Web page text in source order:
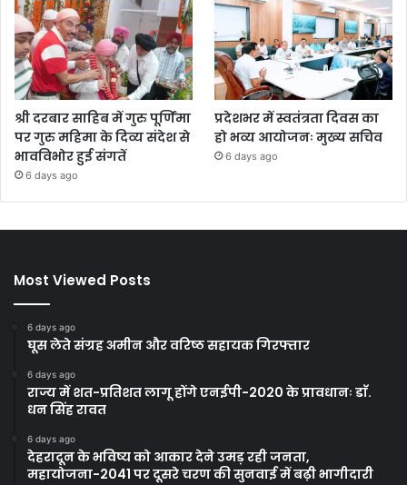
श्री दरबार साहिब में गुरु पूर्णिमा
पर गुरु महिमा के दिव्य संदेश से
भावविभोर हुई संगतें
6 days ago
प्रदेशभर में स्वतंत्रता दिवस का
हो भव्य आयोजनः मुख्य सचिव
6 days ago
Most Viewed Posts
6 days ago
घूस लेते संग्रह अमीन और वरिष्ठ सहायक गिरफ्तार
6 days ago
राज्य में शत-प्रतिशत लागू होंगे एनईपी-2020 के प्रावधानः डाॅ.
धन सिंह रावत
6 days ago
देहरादून के भविष्य को आकार देने उमड़ रही जनता,
महायोजना-2041 पर दूसरे चरण की सुनवाई में बढ़ी भागीदारी